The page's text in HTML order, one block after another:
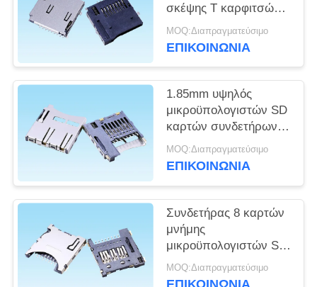
PRIVACY
σκέψης Τ καρφιτσών
ώθησης εξωτερική
συγκόλληση σράπνελ
MOQ:Διαπραγματεύσιμο
ΕΠΙΚΟΙΝΩΝΙΑ
1.85mm υψηλός
μικροϋπολογιστών SD
καρτών συνδετήρων
υψηλής θερμοκρασίας
ανθεκτικός
MOQ:Διαπραγματεύσιμο
ΕΠΙΚΟΙΝΩΝΙΑ
Συνδετήρας 8 καρτών
μνήμης
μικροϋπολογιστών SD
TF Ultrathin υψηλής
θερμοκρασίας
MOQ:Διαπραγματεύσιμο